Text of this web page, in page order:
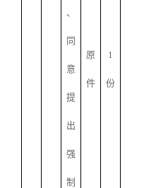
、
同
意
提
出
强
制
原
件
1
份